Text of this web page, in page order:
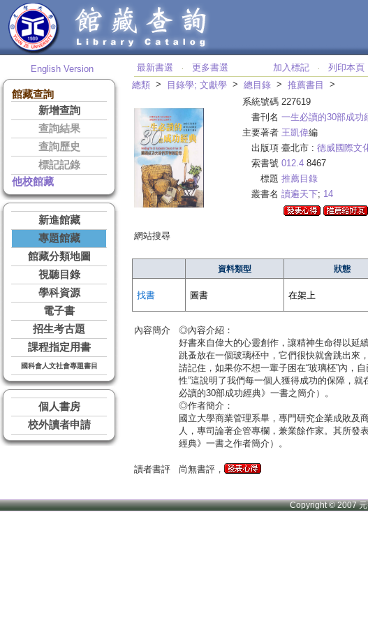
English Version
館藏查詢
新增查詢
查詢結果
查詢歷史
標記記錄
他校館藏
新進館藏
專題館藏
館藏分類地圖
視聽目錄
學科資源
電子書
招生考古題
課程指定用書
國科會人文社會專題書目
個人書房
校外讀者申請
最新書選 ‧ 更多書選 加入標記 ‧
列印本頁
總類 > 目錄學; 文獻學 > 總目錄 > 推薦書目
>
系統號碼 227619
書刊名 一生必讀的30部成功
主要著者 王凱偉編
出版項 臺北市 : 德威國際文
索書號 012.4 8467
標題 推薦目錄
叢書名 讀遍天下; 14
網站搜尋
資料類型 狀態
找書 圖書 在架上
內容簡介
◎內容介紹：
好書來自偉大的心靈創作，讓精神生命得以延
跳蚤放在一個玻璃柸中，它們很快就會跳出來
請記住，如果你不想一輩子困在“玻璃柸”內，
性”這說明了我們每一個人獲得成功的保障，
必讀的30部成功經典》一書之簡介）。
◎作者簡介：
國立大學商業管理系畢，專門研究企業成敗及
人，專司論著企管專欄，兼業餘作家。其所發
經典》一書之作者簡介）。
讀者書評 尚無書評，
Copyright © 2007 元